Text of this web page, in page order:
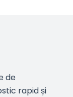
de
rapid și